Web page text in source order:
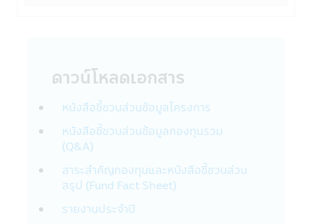
23. อัตราค่าธรรมเนียมการหักเงินลงทุนราย
เดือนจากบัญชีธนาคารของผู้ถือหน่วยลงทุน
สำหรับผู้ลงทุนที่ใช้บริการแผนการลงทุน
อัตโนมัติ (Regular Saving Plan)
- ไม่คิดค่าบริการ สำหรับผู้ลงทุนที่มียอด
เงินลงทุนหักรายเดือนตั้งแต่ 5,000 บาทขึ้นไป
- คิดค่าบริการ 10 บาท ต่อรายการ สำหรับ
ผู้ลงทุนที่มียอดเงินลงทุนหักรายเดือนต่ำกว่า
5,000 บาท (ปัจจุบันยกเว้นค่าบริการ)
ดาวน์โหลดเอกสาร
หนังสือชี้ชวนส่วนข้อมูลโครงการ
หนังสือชี้ชวนส่วนข้อมูลกองทุนรวม
(Q&A)
สาระสำคัญกองทุนและหนังสือชี้ชวนส่วน
สรุป (Fund Fact Sheet)
รายงานประจำปี